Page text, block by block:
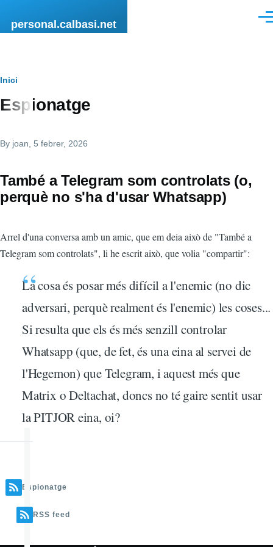
personal.calbasi.net
Fil
d'Ariadna
Inici
Espionatge
By joan , 5 febrer, 2026
També a Telegram som controlats (o,
perquè no s'ha d'usar Whatsapp)
Arrel d'una conversa amb un amic, que em deia això de "També a
Telegram som controlats", li he escrit això, que volia "compartir":
La cosa és posar més difícil a l'enemic (no dic
adversari, perquè realment és l'enemic) les coses...
Si resulta que els és més senzill controlar
Whatsapp (que, de fet, és una eina al servei de
l'Hegemon) que Telegram, i aquest més que
Matrix o Deltachat, doncs no té gaire sentit usar
la PITJOR eina, oi?
Espionatge
RSS feed